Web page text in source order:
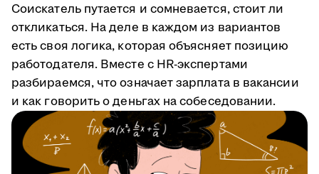
Соискатель путается и сомневается, стоит ли
откликаться. На деле в каждом из вариантов
есть своя логика, которая объясняет позицию
работодателя. Вместе с HR-экспертами
разбираемся, что означает зарплата в вакансии
и как говорить о деньгах на собеседовании.